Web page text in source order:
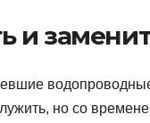
и
но со